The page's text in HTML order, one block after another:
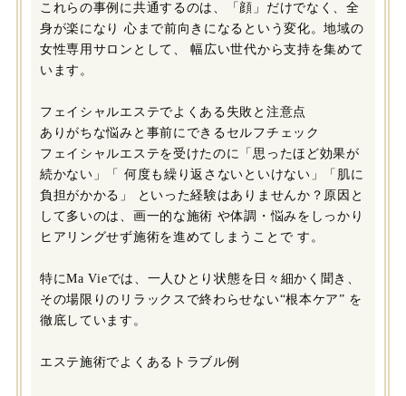
これらの事例に共通するのは、「顔」だけでなく、全
身が楽になり 心まで前向きになるという変化。地域の
女性専用サロンとして、 幅広い世代から支持を集めて
います。
フェイシャルエステでよくある失敗と注意点
ありがちな悩みと事前にできるセルフチェック
フェイシャルエステを受けたのに「思ったほど効果が
続かない」「 何度も繰り返さないといけない」「肌に
負担がかかる」 といった経験はありませんか？原因と
して多いのは、画一的な施術 や体調・悩みをしっかり
ヒアリングせず施術を進めてしまうことで す。
特にMa Vieでは、一人ひとり状態を日々細かく聞き、
その場限りのリラックスで終わらせない“根本ケア” を
徹底しています。
エステ施術でよくあるトラブル例